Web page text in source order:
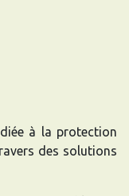
à la protection
des solutions